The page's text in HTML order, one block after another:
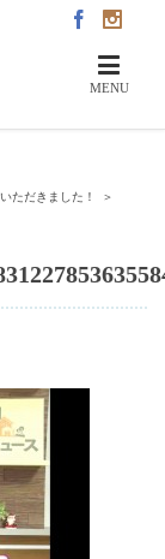
ただきました！
＞